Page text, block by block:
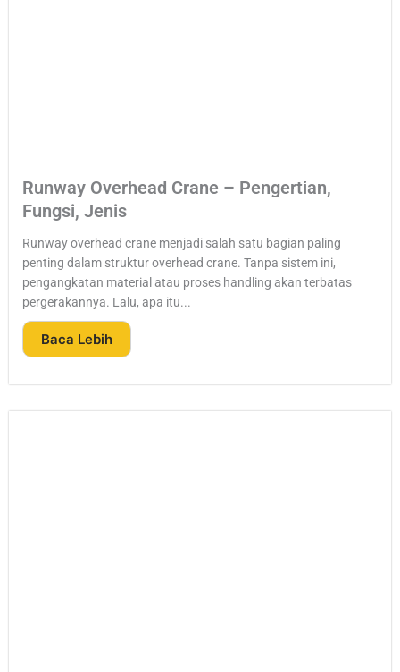
Runway Overhead Crane – Pengertian,
Fungsi, Jenis
Runway overhead crane menjadi salah satu bagian paling
penting dalam struktur overhead crane. Tanpa sistem ini,
pengangkatan material atau proses handling akan terbatas
pergerakannya. Lalu, apa itu...
Baca Lebih